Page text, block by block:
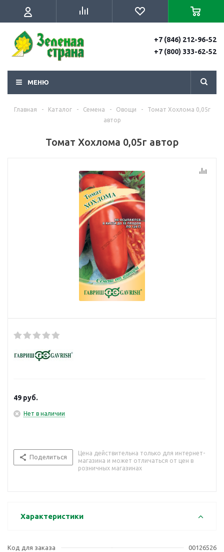
+7 (846) 212-96-52
+7 (800) 333-62-52
МЕНЮ
Главная - Каталог - Семена - Овощи -
Томат Хохлома 0,05г
автор
Томат Хохлома 0,05г автор
49 руб.
Нет в наличии
Поделиться
Цена действительна только для интернет-
магазина и может отличаться от цен в
розничных магазинах
Характеристики
Код для заказа 00126526